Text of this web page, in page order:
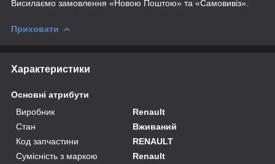
Висилаємо замовлення «Новою Поштою» та «Самовивіз».
Приховати
Характеристики
Основні атрибути
Виробник
Renault
Стан
Вживаний
Код запчастини
RENAULT
Сумісність з маркою
Renault